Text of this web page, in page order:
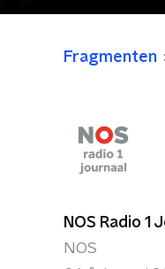
Fragmenten
NOS Radio 1
NOS